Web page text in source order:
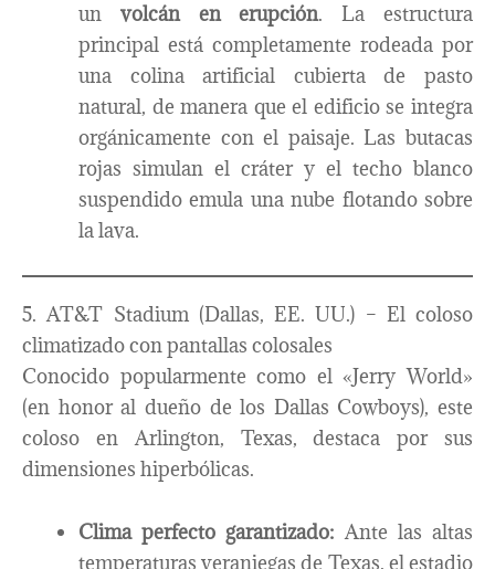
un volcán en erupción. La estructura
principal está completamente rodeada por
una colina artificial cubierta de pasto
natural, de manera que el edificio se integra
orgánicamente con el paisaje. Las butacas
rojas simulan el cráter y el techo blanco
suspendido emula una nube flotando sobre
la lava.
5. AT&T Stadium (Dallas, EE. UU.) – El coloso
climatizado con pantallas colosales
Conocido popularmente como el «Jerry World»
(en honor al dueño de los Dallas Cowboys), este
coloso en Arlington, Texas, destaca por sus
dimensiones hiperbólicas.
Clima perfecto garantizado: Ante las altas
temperaturas veraniegas de Texas, el estadio